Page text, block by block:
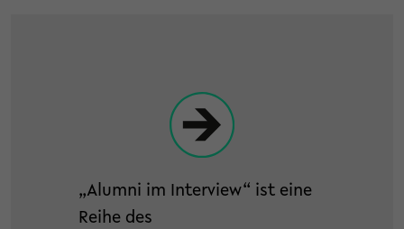
„Alumni im Interview“ ist eine
Reihe des